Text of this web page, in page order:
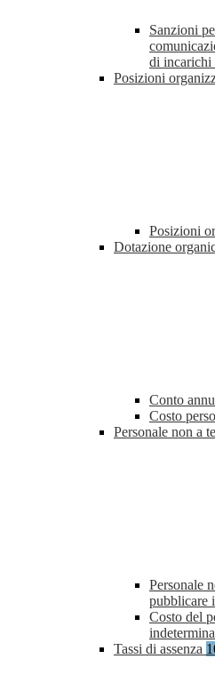
Sanzioni
di incarichi
Posizioni
Posizioni
Dotazione
Conto
Costo
Personale non a
Personale
pubblicare
Costo del
Tassi di assenza